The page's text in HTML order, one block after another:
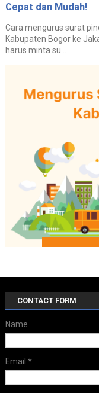
Cepat dan Mudah!
Cara mengurus surat
Kabupaten Bogor ke
harus minta su...
CONTACT FORM
Name
Email *